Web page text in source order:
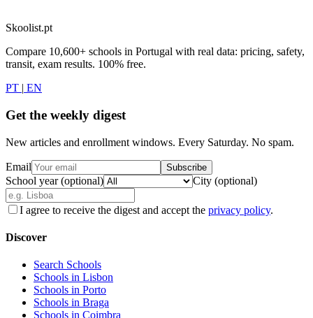
Skoolist.pt
Compare 10,600+ schools in Portugal with real data: pricing, safety,
transit, exam results. 100% free.
PT | EN
Get the weekly digest
New articles and enrollment windows. Every Saturday. No spam.
Email Subscribe
School year (optional) City (optional)
I agree to receive the digest and accept the privacy policy.
Discover
Search Schools
Schools in Lisbon
Schools in Porto
Schools in Braga
Schools in Coimbra